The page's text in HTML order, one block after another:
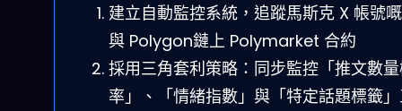
建立自動監控系統，追蹤馬斯克 X 帳號
與 Polygon鏈上 Polymarket 合約
採用三角套利策略：同步監控「推文數
率」、「情緒指數」與「特定話題標籤